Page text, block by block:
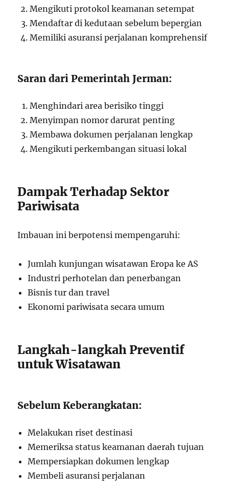
Mengikuti protokol keamanan setempat
Mendaftar di kedutaan sebelum bepergian
Memiliki asuransi perjalanan komprehensif
Saran dari Pemerintah Jerman:
Menghindari area berisiko tinggi
Menyimpan nomor darurat penting
Membawa dokumen perjalanan lengkap
Mengikuti perkembangan situasi lokal
Dampak Terhadap Sektor
Pariwisata
Imbauan ini berpotensi mempengaruhi:
Jumlah kunjungan wisatawan Eropa ke AS
Industri perhotelan dan penerbangan
Bisnis tur dan travel
Ekonomi pariwisata secara umum
Langkah-langkah Preventif
untuk Wisatawan
Sebelum Keberangkatan:
Melakukan riset destinasi
Memeriksa status keamanan daerah tujuan
Mempersiapkan dokumen lengkap
Membeli asuransi perjalanan